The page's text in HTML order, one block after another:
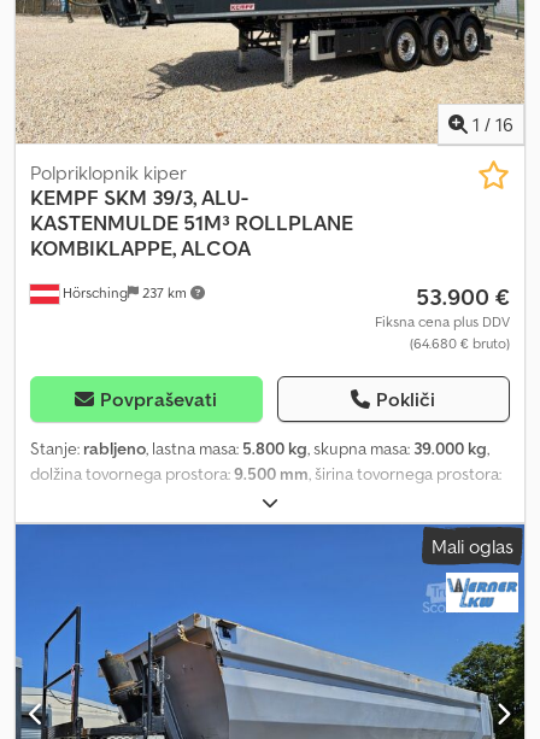
1 / 16
Hörsching 237 km
Polpriklopnik kiper
KEMPF SKM 39/3, ALU-
KASTENMULDE 51M³ ROLLPLANE
KOMBIKLAPPE, ALCOA
53.900 €
Fiksna cena plus DDV
(64.680 € bruto)
Povpraševati Pokliči
Stanje: rabljeno, lastna masa: 5.800 kg, skupna masa: 39.000 kg,
dolžina tovornega prostora:9.500 mm , širina tovornega prostora:
, višina nakladalnega prostora:
tovornega prostora:51 m³, skupna širina:3.580 mm, vzmetenje:
, | KEMPF velika prikolica za transport blaga,
prostornina 51 m³ | Aluminijasta prikolica | 6-mm jeklena plošča na
dnu | Hidravlični sistem Hyva | Pokrivna ponjava, platforma za
delavce | SAF terenske osi, nosilnost 9 t, z diskovimi zavorami |
Aluminijasta platišča Alcoa DuraBright | 1. os dvigljiva | Stranske
opore (ALU) | 2x orodjarna, nosilec za rezervno kolo | Kombinirana
zadnja vrata | samodejno spuščanje podvozja pri naklonu |
Pridržana pravica do sprememb, napak in predprodaje.
Mali oglas